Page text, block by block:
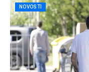
NOVOSTI